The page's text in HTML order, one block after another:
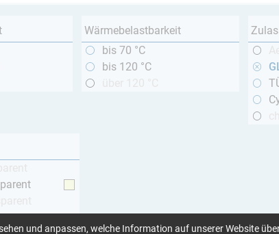
Wärmebelastbarkeit
bis 70 °C
bis 120 °C
und anpassen, welche Information auf unserer Website